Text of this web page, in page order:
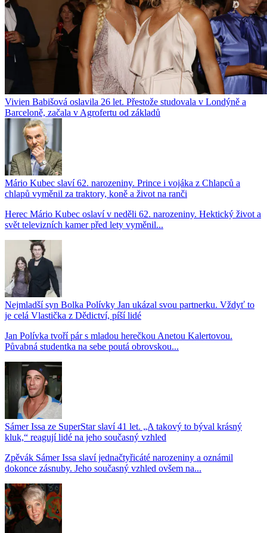
Vivien Babišová oslavila 26 let. Přestože studovala v Londýně a
Barceloně, začala v Agrofertu od základů
Mário Kubec slaví 62. narozeniny. Prince i vojáka z Chlapců a
chlapů vyměnil za traktory, koně a život na ranči
Herec Mário Kubec oslaví v neděli 62. narozeniny. Hektický život a
svět televizních kamer před lety vyměnil...
Nejmladší syn Bolka Polívky Jan ukázal svou partnerku. Vždyť to
je celá Vlastička z Dědictví, píší lidé
Jan Polívka tvoří pár s mladou herečkou Anetou Kalertovou.
Půvabná studentka na sebe poutá obrovskou...
Sámer Issa ze SuperStar slaví 41 let. „A takový to býval krásný
kluk,“ reagují lidé na jeho současný vzhled
Zpěvák Sámer Issa slaví jednačtyřicáté narozeniny a oznámil
dokonce zásnuby. Jeho současný vzhled ovšem na...